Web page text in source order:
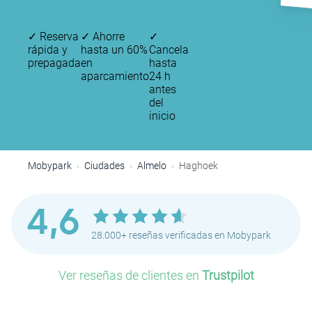
✓ Reserva
rápida y
prepagada
✓ Ahorre
hasta un 60%
en
aparcamiento
✓
Cancela
hasta
24 h
antes
del
inicio
Mobypark Ciudades Almelo Haghoek
4,6 28.000+ reseñas verificadas en Mobypark
Ver reseñas de clientes en Trustpilot